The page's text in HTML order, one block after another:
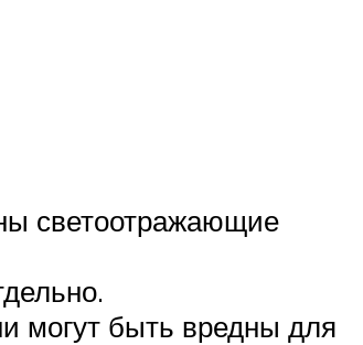
светоотражающие
могут быть вредны для